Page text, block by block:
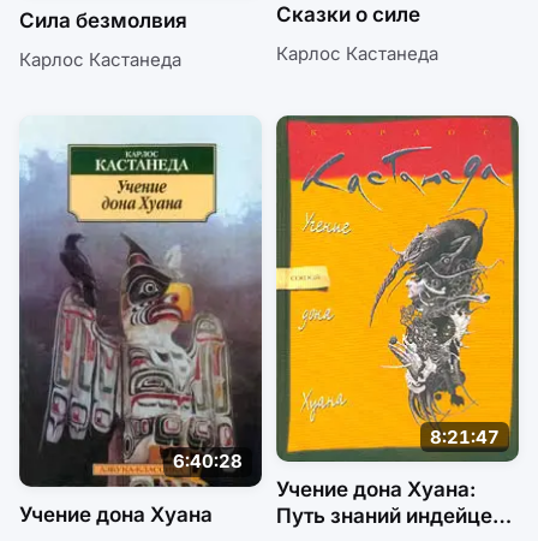
Сила безмолвия
Карлос Кастанеда
Сказки о силе
Карлос Кастанеда
6:40:28
Учение дона Хуана
8:21:47
Учение дона Хуана:
Путь знаний индейцев